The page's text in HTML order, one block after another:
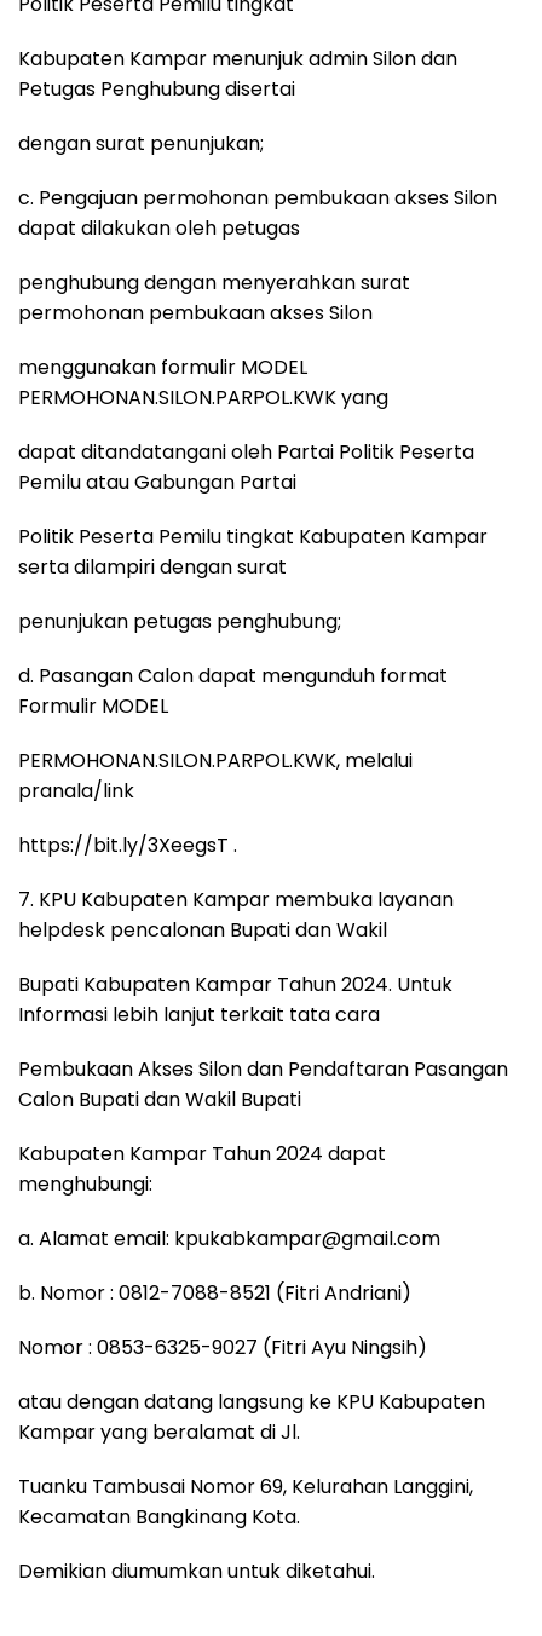
Kabupaten Kampar menunjuk admin Silon dan
Petugas Penghubung disertai
dengan surat penunjukan;
c. Pengajuan permohonan pembukaan akses Silon
dapat dilakukan oleh petugas
penghubung dengan menyerahkan surat
permohonan pembukaan akses Silon
menggunakan formulir MODEL
PERMOHONAN.SILON.PARPOL.KWK yang
dapat ditandatangani oleh Partai Politik Peserta
Pemilu atau Gabungan Partai
Politik Peserta Pemilu tingkat Kabupaten Kampar
serta dilampiri dengan surat
penunjukan petugas penghubung;
d. Pasangan Calon dapat mengunduh format
Formulir MODEL
PERMOHONAN.SILON.PARPOL.KWK, melalui
pranala/link
https://bit.ly/3XeegsT .
7. KPU Kabupaten Kampar membuka layanan
helpdesk pencalonan Bupati dan Wakil
Bupati Kabupaten Kampar Tahun 2024. Untuk
Informasi lebih lanjut terkait tata cara
Pembukaan Akses Silon dan Pendaftaran Pasangan
Calon Bupati dan Wakil Bupati
Kabupaten Kampar Tahun 2024 dapat
menghubungi:
a. Alamat email: kpukabkampar@gmail.com
b. Nomor : 0812-7088-8521 (Fitri Andriani)
Nomor : 0853-6325-9027 (Fitri Ayu Ningsih)
atau dengan datang langsung ke KPU Kabupaten
Kampar yang beralamat di Jl.
Tuanku Tambusai Nomor 69, Kelurahan Langgini,
Kecamatan Bangkinang Kota.
Demikian diumumkan untuk diketahui.